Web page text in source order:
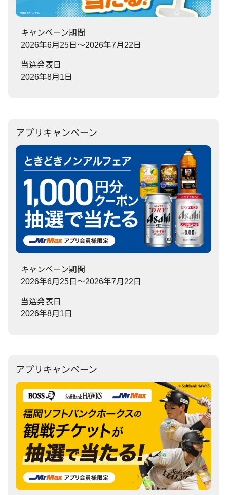
キャンペーン期間
2026年6月25日～2026年7月22日
当選発表日
2026年8月1日
アプリキャンペーン
キャンペーン期間
2026年6月25日～2026年7月22日
当選発表日
2026年8月1日
アプリキャンペーン